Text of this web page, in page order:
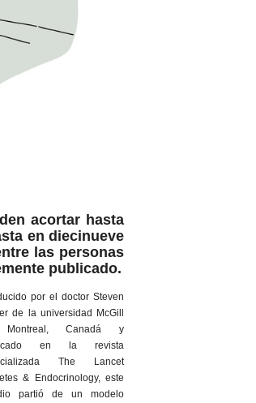
acortar hasta
en diecinueve
las personas
publicado.
por el doctor Steven
de la universidad McGill
Canadá y
en la revista
The Lancet
& Endocrinology, este
partió de un modelo